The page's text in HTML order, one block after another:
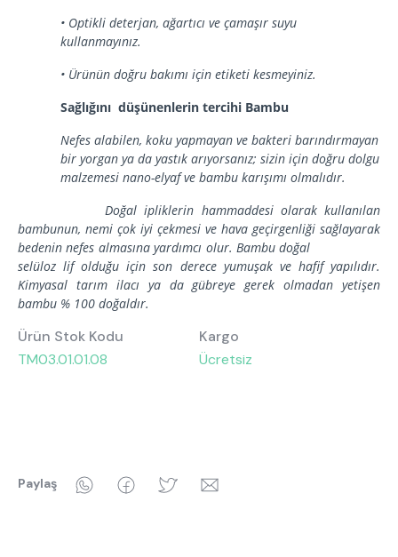
• Optikli deterjan, ağartıcı ve çamaşır suyu
kullanmayınız.
• Ürünün doğru bakımı için etiketi kesmeyiniz.
Sağlığını düşünenlerin tercihi Bambu
Nefes alabilen, koku yapmayan ve bakteri barındırmayan
bir yorgan ya da yastık arıyorsanız; sizin için doğru dolgu
malzemesi nano-elyaf ve bambu karışımı olmalıdır.
Doğal ipliklerin hammaddesi olarak kullanılan
bambunun, nemi çok iyi çekmesi ve hava geçirgenliği sağlayarak
bedenin nefes almasına yardımcı olur. Bambu doğal
selüloz lif olduğu için son derece yumuşak ve hafif yapılıdır.
Kimyasal tarım ilacı ya da gübreye gerek olmadan yetişen
bambu % 100 doğaldır.
Ürün Stok Kodu
TM03.01.01.08
Kargo
Ücretsiz
Paylaş WhatsAppFacebookTwitter